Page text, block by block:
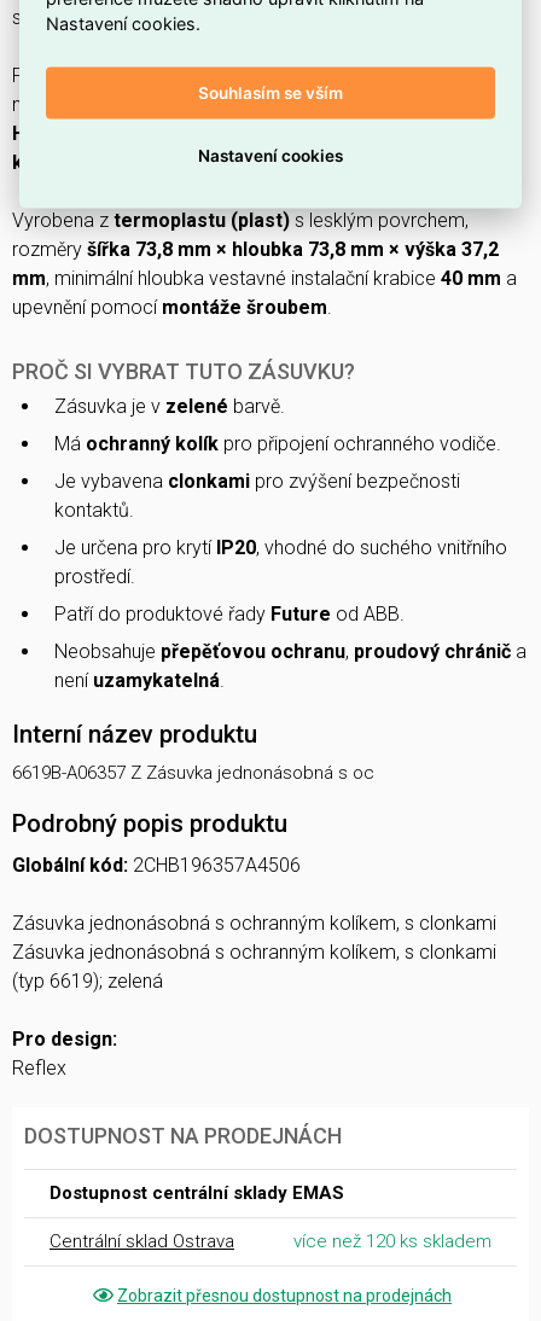
s ochranným kolíkem a clonkami pro montáž pod omítku.
Provedení s
nominální proud
, nominální napětí250 V
Hz
konektorovou svorku.
Vyrobena z termoplastu (plast) s lesklým povrchem,
rozměry šířka 73,8 mm × hloubka 73,8 mm × výška 37,2
mm, minimální hloubka vestavné instalační krabice 40 mm a
upevnění pomocí montáže šroubem.
PROČ SI VYBRAT TUTO ZÁSUVKU?
Zásuvka je v zelené barvě.
Má ochranný kolík pro připojení ochranného vodiče.
Je vybavena clonkami pro zvýšení bezpečnosti
kontaktů.
Je určena pro krytí IP20, vhodné do suchého vnitřního
prostředí.
Patří do produktové řady Future od ABB.
Neobsahuje přepěťovou ochranu, proudový chránič a
není uzamykatelná.
Interní název produktu
6619B-A06357 Z Zásuvka jednonásobná s oc
Podrobný popis produktu
Globální kód: 2CHB196357A4506
Zásuvka jednonásobná s ochranným kolíkem, s clonkami
Zásuvka jednonásobná s ochranným kolíkem, s clonkami
(typ 6619); zelená
Pro design:
Reflex
DOSTUPNOST NA PRODEJNÁCH
Dostupnost centrální sklady EMAS
Centrální sklad Ostrava více než 120 ks skladem
Zobrazit přesnou dostupnost na prodejnách
Nastavení cookies.
Souhlasím se vším
Nastavení cookies